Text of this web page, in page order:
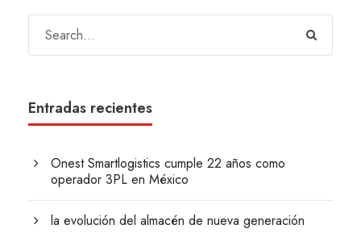
Entradas recientes
Onest Smartlogistics cumple 22 años como
operador 3PL en México
la evolución del almacén de nueva generación